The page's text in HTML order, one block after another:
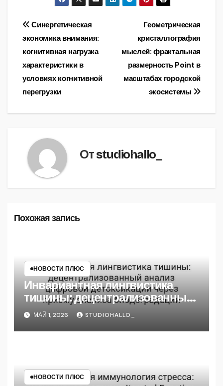
Навигация
по
записям
Геометрическая
кристаллография
мыслей: фрактальная
размерность Point в
масштабах городской
экосистемы
Синергетическая
экономика внимания:
когнитивная нагрузка
характеристики в
условиях когнитивной
перегрузки
Отstudiohallo_
Похожая запись
НОВОСТИ ПЛЮС
Инвариантная лингвистика
тишины: децентрализованный
анализ цифровой детоксикации
через призму анализа
биодеградации
МАЙ 1, 2026 STUDIOHALLO_
НОВОСТИ ПЛЮС